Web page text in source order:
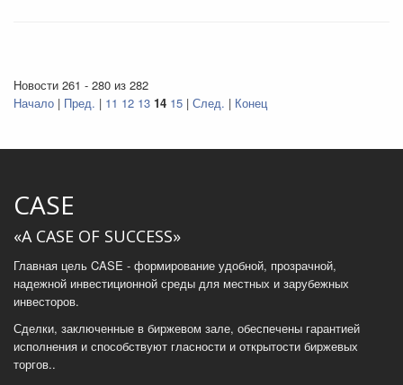
Новости 261 - 280 из 282
Начало | Пред. | 11 12 13 14 15 | След. | Конец
CASE
«A CASE OF SUCCESS»
Главная цель CASE - формирование удобной, прозрачной,
надежной инвестиционной среды для местных и зарубежных
инвесторов.
Сделки, заключенные в биржевом зале, обеспечены гарантией
исполнения и способствуют гласности и открытости биржевых
торгов..